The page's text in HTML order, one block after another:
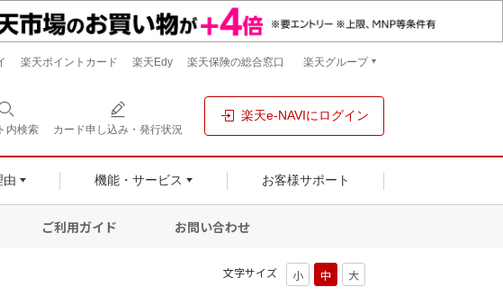
楽天ポイントカード 楽天Edy 楽天保険の総合窓口 楽天グループ
内検索 カード申し込み・発行状況
楽天e-NAVIにログイン
由 機能・サービス お客様サポート
ご利用ガイド お問い合わせ
文字サイズ